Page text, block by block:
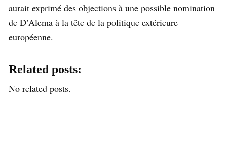
aurait exprimé des objections à une possible nomination
de D’Alema à la tête de la politique extérieure
européenne.
Related posts:
No related posts.